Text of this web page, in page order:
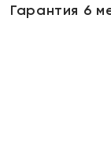
Гарантия 6